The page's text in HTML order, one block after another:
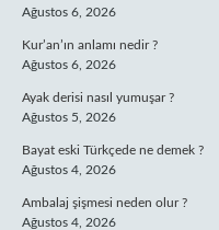
Ağustos 6, 2026
Kur’an’ın anlamı nedir ?
Ağustos 6, 2026
Ayak derisi nasıl yumuşar ?
Ağustos 5, 2026
Bayat eski Türkçede ne demek ?
Ağustos 4, 2026
Ambalaj şişmesi neden olur ?
Ağustos 4, 2026